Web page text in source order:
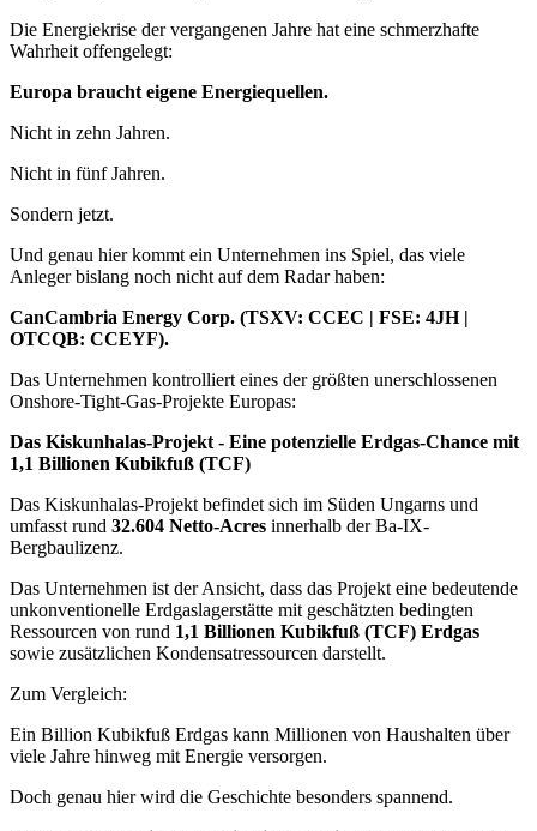
Die Energiekrise der vergangenen Jahre hat eine schmerzhafte
Wahrheit offengelegt:
Europa braucht eigene Energiequellen.
Nicht in zehn Jahren.
Nicht in fünf Jahren.
Sondern jetzt.
Und genau hier kommt ein Unternehmen ins Spiel, das viele
Anleger bislang noch nicht auf dem Radar haben:
CanCambria Energy Corp. (TSXV: CCEC | FSE: 4JH |
OTCQB: CCEYF).
Das Unternehmen kontrolliert eines der größten unerschlossenen
Onshore-Tight-Gas-Projekte Europas:
Das Kiskunhalas-Projekt - Eine potenzielle Erdgas-Chance mit
1,1 Billionen Kubikfuß (TCF)
Das Kiskunhalas-Projekt befindet sich im Süden Ungarns und
umfasst rund 32.604 Netto-Acres innerhalb der Ba-IX-
Bergbaulizenz.
Das Unternehmen ist der Ansicht, dass das Projekt eine bedeutende
unkonventionelle Erdgaslagerstätte mit geschätzten bedingten
Ressourcen von rund 1,1 Billionen Kubikfuß (TCF) Erdgas
sowie zusätzlichen Kondensatressourcen darstellt.
Zum Vergleich:
Ein Billion Kubikfuß Erdgas kann Millionen von Haushalten über
viele Jahre hinweg mit Energie versorgen.
Doch genau hier wird die Geschichte besonders spannend.